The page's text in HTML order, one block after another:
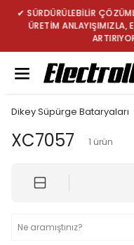
Dikey Süpürge Bataryaları
XC7057 1 ürün